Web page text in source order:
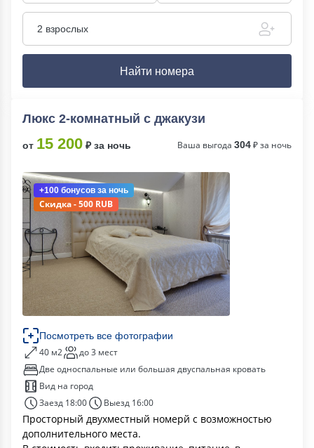
2 взрослых
Найти номера
Люкс 2-комнатный с джакузи
от 15 200 ₽ за ночь Ваша выгода 304₽ за ночь
+100 бонусов за ночь
Скидка - 500 RUB
Посмотреть все фотографии
40 м2
до 3 мест
Две односпальные или большая двуспальная кровать
Вид на город
Заезд 18:00
Выезд 16:00
Просторный двухместный номерй с возможностью
дополнительного места.